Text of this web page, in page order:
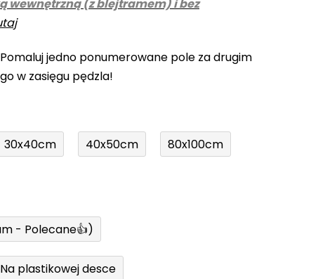
wewnętrzną (z blejtramem) i bez
jedno ponumerowane pole za drugim
w zasięgu pędzla!
30x40cm 40x50cm 80x100cm
- Polecane👍)
Na plastikowej desce